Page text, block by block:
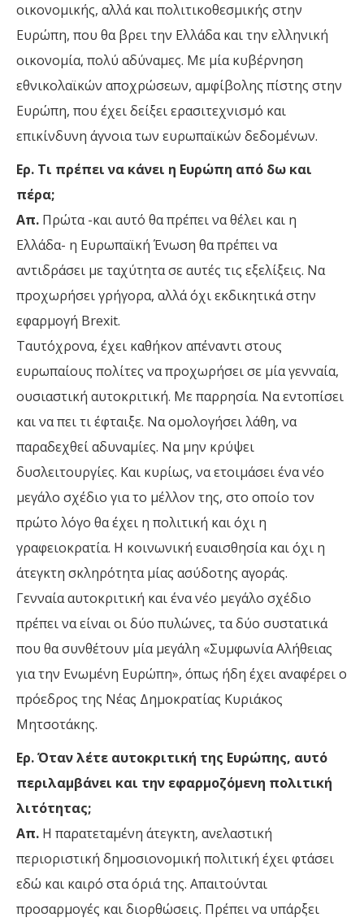
οικονομικής, αλλά και πολιτικοθεσμικής στην
Ευρώπη, που θα βρει την Ελλάδα και την ελληνική
οικονομία, πολύ αδύναμες. Με μία κυβέρνηση
εθνικολαϊκών αποχρώσεων, αμφίβολης πίστης στην
Ευρώπη, που έχει δείξει ερασιτεχνισμό και
επικίνδυνη άγνοια των ευρωπαϊκών δεδομένων.
Ερ. Τι πρέπει να κάνει η Ευρώπη από δω και
πέρα;
Απ. Πρώτα -και αυτό θα πρέπει να θέλει και η
Ελλάδα- η Ευρωπαϊκή Ένωση θα πρέπει να
αντιδράσει με ταχύτητα σε αυτές τις εξελίξεις. Να
προχωρήσει γρήγορα, αλλά όχι εκδικητικά στην
εφαρμογή Brexit.
Ταυτόχρονα, έχει καθήκον απέναντι στους
ευρωπαίους πολίτες να προχωρήσει σε μία γενναία,
ουσιαστική αυτοκριτική. Με παρρησία. Να εντοπίσει
και να πει τι έφταιξε. Να ομολογήσει λάθη, να
παραδεχθεί αδυναμίες. Να μην κρύψει
δυσλειτουργίες. Και κυρίως, να ετοιμάσει ένα νέο
μεγάλο σχέδιο για το μέλλον της, στο οποίο τον
πρώτο λόγο θα έχει η πολιτική και όχι η
γραφειοκρατία. Η κοινωνική ευαισθησία και όχι η
άτεγκτη σκληρότητα μίας ασύδοτης αγοράς.
Γενναία αυτοκριτική και ένα νέο μεγάλο σχέδιο
πρέπει να είναι οι δύο πυλώνες, τα δύο συστατικά
που θα συνθέτουν μία μεγάλη «Συμφωνία Αλήθειας
για την Ενωμένη Ευρώπη», όπως ήδη έχει αναφέρει ο
πρόεδρος της Νέας Δημοκρατίας Κυριάκος
Μητσοτάκης.
Ερ. Όταν λέτε αυτοκριτική της Ευρώπης, αυτό
περιλαμβάνει και την εφαρμοζόμενη πολιτική
λιτότητας;
Απ. Η παρατεταμένη άτεγκτη, ανελαστική
περιοριστική δημοσιονομική πολιτική έχει φτάσει
εδώ και καιρό στα όριά της. Απαιτούνται
προσαρμογές και διορθώσεις. Πρέπει να υπάρξει